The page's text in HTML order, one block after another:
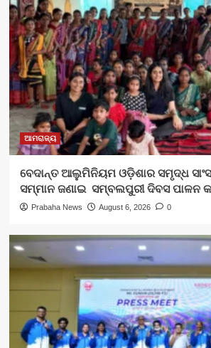
ଆମରାଜ୍ୟ
ବେଦାନ୍ତ ଆଲୁମିନିୟମ ଓଡ଼ିଶାର ସମୃଦ୍ଧ
ସମ୍ମାନ ଜଣାଇ ସମ୍ବଲପୁରୀ ଦିବସ ପାଳନ
Prabaha News August 6, 2026 0